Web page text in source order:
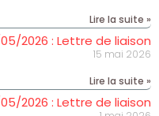
Lire la suite »
2026 : Lettre de liaison
15 mai 2026
Lire la suite »
2026 : Lettre de liaison